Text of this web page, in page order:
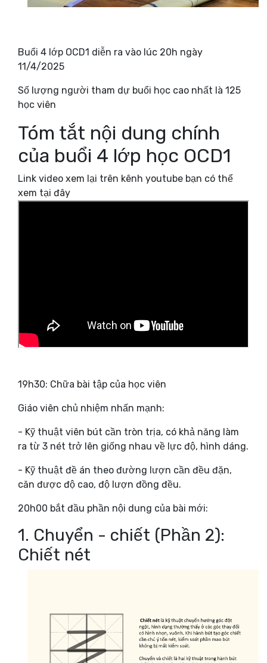
Buổi 4 lớp OCD1 diễn ra vào lúc 20h ngày
11/4/2025
Số lượng người tham dự buổi học cao nhất là 125
học viên
Tóm tắt nội dung chính
của buổi 4 lớp học OCD1
Link video xem lại trên kênh youtube bạn có thể
xem tại đây
19h30: Chữa bài tập của học viên
Giáo viên chủ nhiệm nhấn mạnh:
- Kỹ thuật viên bút cần tròn trịa, có khả năng làm
ra từ 3 nét trở lên giống nhau về lực độ, hình dáng.
- Kỹ thuật đề án theo đường lượn cần đều đặn,
căn được độ cao, độ lượn đồng đều.
20h00 bắt đầu phần nội dung của bài mới:
1. Chuyển - chiết (Phần 2):
Chiết nét